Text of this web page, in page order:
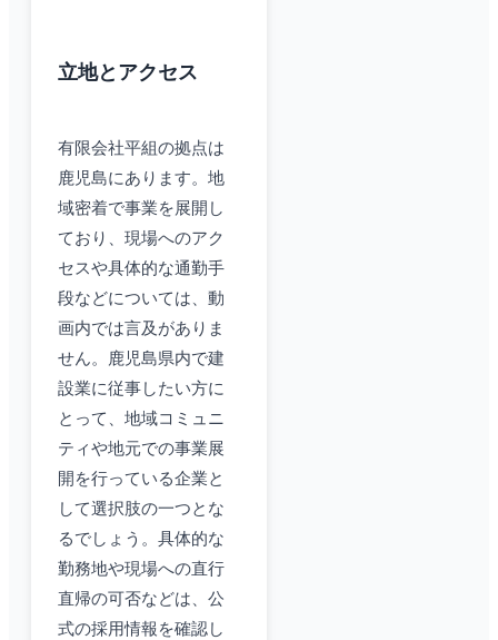
立地とアクセス
有限会社平組の拠点は
鹿児島にあります。地
域密着で事業を展開し
ており、現場へのアク
セスや具体的な通勤手
段などについては、動
画内では言及がありま
せん。鹿児島県内で建
設業に従事したい方に
とって、地域コミュニ
ティや地元での事業展
開を行っている企業と
して選択肢の一つとな
るでしょう。具体的な
勤務地や現場への直行
直帰の可否などは、公
式の採用情報を確認し